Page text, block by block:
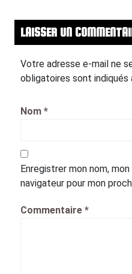
LAISSER UN
Votre adresse e-mail ne
obligatoires sont indiqués
Nom *
Enregistrer mon nom,
navigateur pour mon
Commentaire *